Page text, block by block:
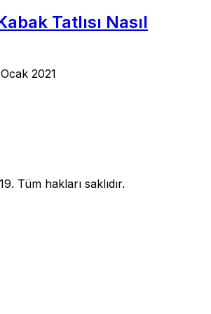
Tatlısı Nasıl
2021
Tüm hakları saklıdır.